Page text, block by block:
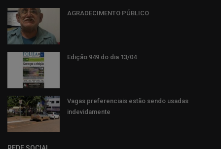
AGRADECIMENTO PÚBLICO
Edição 949 do dia 13/04
Vagas preferenciais estão sendo usadas
indevidamente